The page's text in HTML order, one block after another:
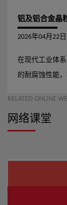
2026年04月22
在现代工业体
的耐腐蚀性能
子、新能源装
空间分布特征
RELATED ONLINE
网络课堂